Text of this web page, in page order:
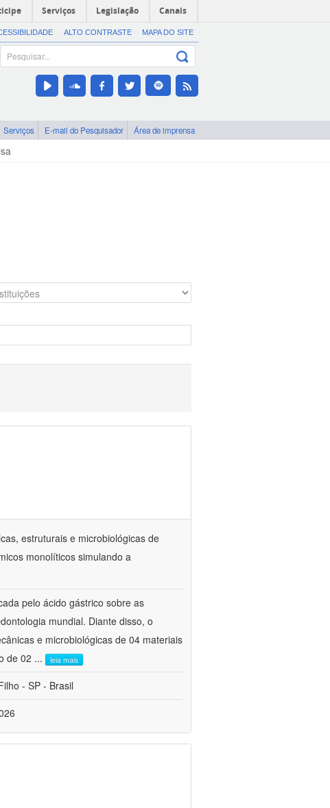
Serviços Legislação Canais
ALTO CONTRASTE MAPA DO SITE
Serviços E-mail do Pesquisador Área de imprensa
estruturais e microbiológicas de
monolíticos simulando a
pelo ácido gástrico sobre as
mundial. Diante disso, o
e microbiológicas de 04 materiais
de 02 ... leia mais
- SP - Brasil